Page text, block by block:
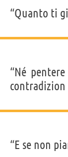
“Quanto ti
“Né
contradizion
“E se non